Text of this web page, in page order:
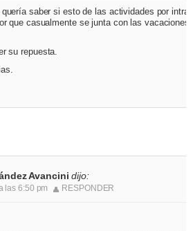
saber si esto de las actividades por
que casualmente se junta con las vacaciones
su repuesta.
Avancini dijo:
las 6:50 pm RESPONDER